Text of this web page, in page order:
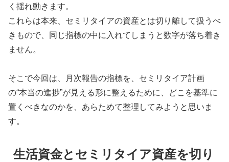
く揺れ動きます。
これらは本来、セミリタイアの資産とは切り離して扱うべ
きもので、同じ指標の中に入れてしまうと数字が落ち着き
ません。
そこで今回は、月次報告の指標を、セミリタイア計画
の“本当の進捗”が見える形に整えるために、どこを基準に
置くべきなのかを、あらためて整理してみようと思いま
す。
生活資金とセミリタイア資産を切り